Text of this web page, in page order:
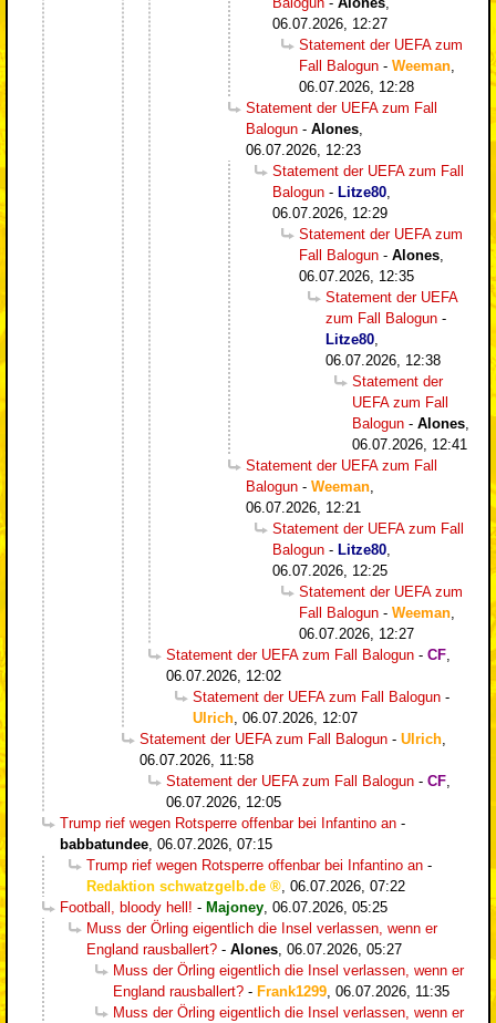
06.07.2026, 12:27
Statement der UEFA zum
Fall Balogun - Weeman
06.07.2026, 12:28
Statement der UEFA zum Fall
Balogun - Alones
06.07.2026, 12:23
Statement der UEFA zum Fall
Balogun - Litze80
06.07.2026, 12:29
Statement der UEFA zum
Fall Balogun - Alones
06.07.2026, 12:35
Statement der UEFA
zum Fall Balogun -
Litze80
06.07.2026, 12:38
Statement der
UEFA zum Fall
Balogun - Alones
06.07.2026, 12:41
Statement der UEFA zum Fall
Balogun - Weeman
06.07.2026, 12:21
Statement der UEFA zum Fall
Balogun - Litze80
06.07.2026, 12:25
Statement der UEFA zum
Fall Balogun - Weeman
06.07.2026, 12:27
Statement der UEFA zum Fall Balogun - CF
06.07.2026, 12:02
Statement der UEFA zum Fall Balogun -
Ulrich 06.07.2026, 12:07
Statement der UEFA zum Fall Balogun - Ulrich
06.07.2026, 11:58
Statement der UEFA zum Fall Balogun - CF
06.07.2026, 12:05
Trump rief wegen Rotsperre offenbar bei Infantino an -
babbatundee 06.07.2026, 07:15
Trump rief wegen Rotsperre offenbar bei Infantino an -
Redaktion schwatzgelb.de
06.07.2026, 07:22
Football, bloody hell! - Majoney 06.07.2026, 05:25
Muss der Örling eigentlich die Insel verlassen, wenn er
England rausballert? - Alones 06.07.2026, 05:27
Muss der Örling eigentlich die Insel verlassen, wenn er
England rausballert? - Frank1299 06.07.2026, 11:35
Muss der Örling eigentlich die Insel verlassen, wenn er